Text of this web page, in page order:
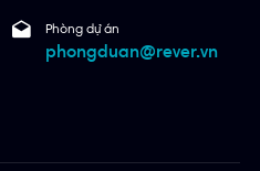
Phòng dự án
phongduan@rever.vn